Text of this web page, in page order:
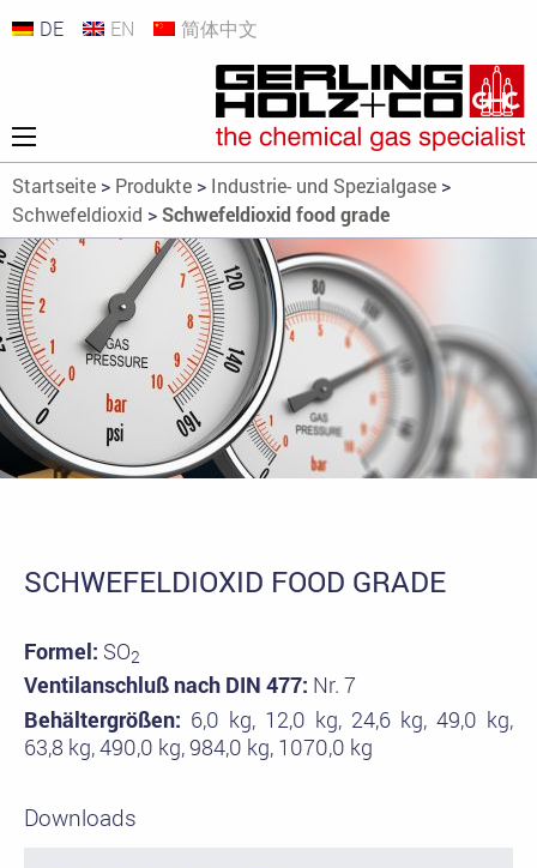
DE EN 简体中文
Startseite > Produkte > Industrie- und Spezialgase >
Schwefeldioxid >Schwefeldioxid food grade
SCHWEFELDIOXID FOOD GRADE
Formel: SO2
Ventilanschluß nach DIN 477: Nr. 7
Behältergrößen: 6,0 kg, 12,0 kg, 24,6 kg, 49,0 kg,
63,8 kg, 490,0 kg, 984,0 kg, 1070,0 kg
Downloads